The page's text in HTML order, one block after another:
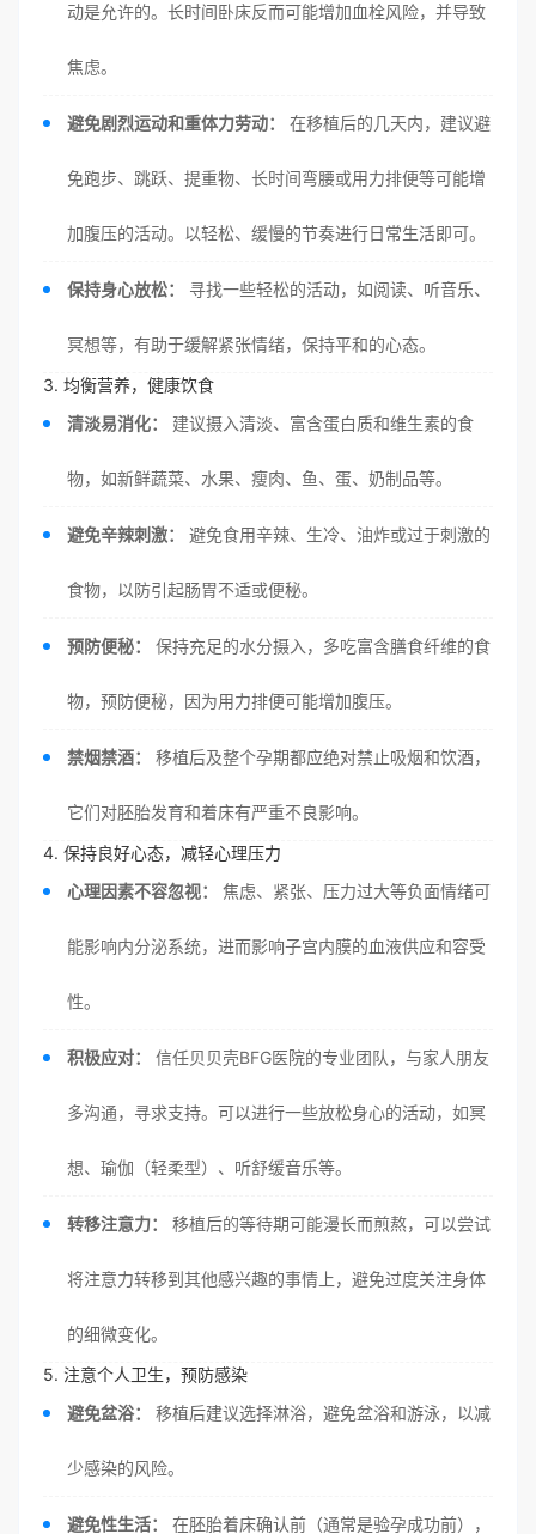
动是允许的。长时间卧床反而可能增加血栓风险，并导致
焦虑。
避免剧烈运动和重体力劳动： 在移植后的几天内，建议避
免跑步、跳跃、提重物、长时间弯腰或用力排便等可能增
加腹压的活动。以轻松、缓慢的节奏进行日常生活即可。
保持身心放松： 寻找一些轻松的活动，如阅读、听音乐、
冥想等，有助于缓解紧张情绪，保持平和的心态。
3. 均衡营养，健康饮食
清淡易消化：
建议摄入清淡、富含蛋白质和维生素的食
物，如新鲜蔬菜、水果、瘦肉、鱼、蛋、奶制品等。
避免辛辣刺激： 避免食用辛辣、生冷、油炸或过于刺激的
食物，以防引起肠胃不适或便秘。
预防便秘： 保持充足的水分摄入，多吃富含膳食纤维的食
物，预防便秘，因为用力排便可能增加腹压。
禁烟禁酒： 移植后及整个孕期都应绝对禁止吸烟和饮酒，
它们对胚胎发育和着床有严重不良影响。
4. 保持良好心态，减轻心理压力
心理因素不容忽视：
焦虑、紧张、压力过大等负面情绪可
能影响内分泌系统，进而影响子宫内膜的血液供应和容受
性。
积极应对： 信任贝贝壳BFG医院的专业团队，与家人朋友
多沟通，寻求支持。可以进行一些放松身心的活动，如冥
想、瑜伽（轻柔型）、听舒缓音乐等。
转移注意力： 移植后的等待期可能漫长而煎熬，可以尝试
将注意力转移到其他感兴趣的事情上，避免过度关注身体
的细微变化。
5. 注意个人卫生，预防感染
避免盆浴：
移植后建议选择淋浴，避免盆浴和游泳，以减
少感染的风险。
避免性生活： 在胚胎着床确认前（通常是验孕成功前），